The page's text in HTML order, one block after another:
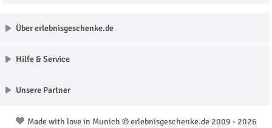
Über erlebnisgeschenke.de
Hilfe & Service
Unsere Partner
Made with love in Munich © erlebnisgeschenke.de 2009 - 2026